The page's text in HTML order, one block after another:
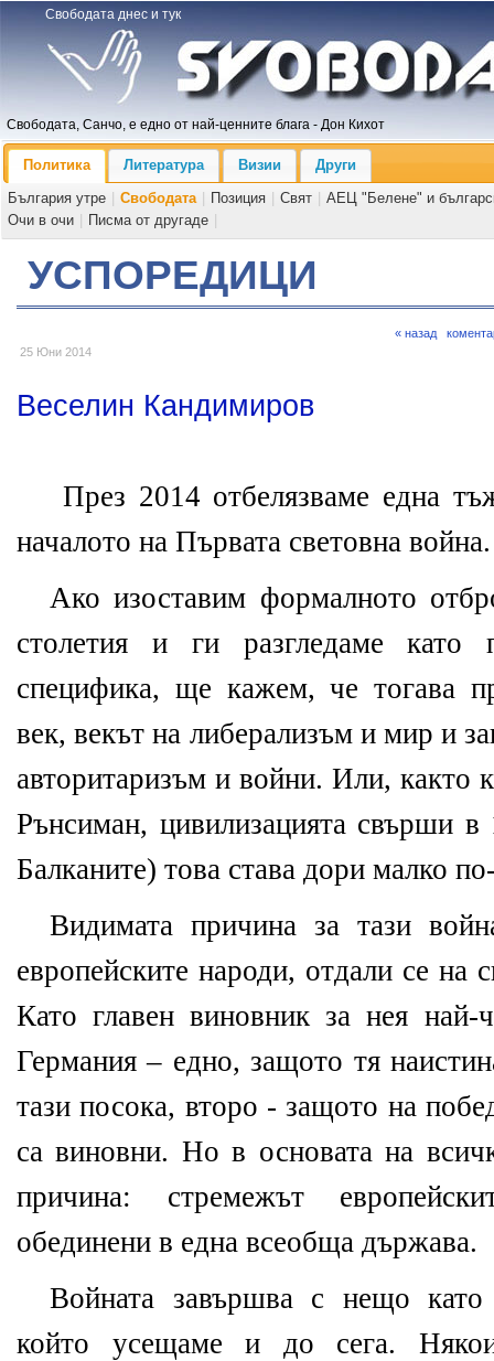
Свободата днес и тук
Свободата, Санчо, е едно от най-ценните блага - Дон Кихот
Политика Литература Визии
Други
България утре
Свободата Позиция Свят
АЕЦ "Белене" и
Очи в очи
Писма от другаде
УСПОРЕДИЦИ
25 Юни 2014
« назад
Веселин Кандимиров
През 2014 отбелязваме една
началото на Първата световна война.
Ако изоставим формалното
столетия и ги разгледаме като
специфика, ще кажем, че тогава
век, векът на либерализъм и мир и
авторитаризъм и войни. Или, както
Рънсиман, цивилизацията свърши
Балканите) това става дори малко
Видимата причина за тази
европейските народи, отдали се на
Като главен виновник за нея
Германия – едно, защото тя
тази посока, второ - защото на
са виновни. Но в основата на
причина: стремежът
обединени в една всеобща държава.
Войната завършва с нещо като
който усещаме и до сега.